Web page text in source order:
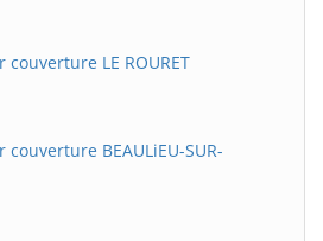
LE ROURET
BEAULiEU-SUR-